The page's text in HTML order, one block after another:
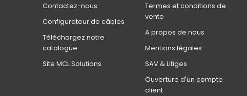
Contactez-nous
Configurateur de câbles
Téléchargez notre
catalogue
Site MCL Solutions
Termes et conditions de
vente
A propos de nous
Mentions légales
SAV & Litiges
Ouverture d'un compte
client